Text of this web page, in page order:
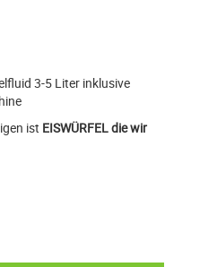
3-5 Liter inklusive
ist EISWÜRFEL die wir